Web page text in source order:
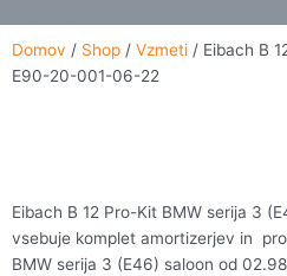
Domov / Shop / Vzmeti / Eibach B
E90-20-001-06-22
Eibach B 12 Pro-Kit BMW serija 3
vsebuje komplet amortizerjev in
BMW serija 3 (E46) saloon od